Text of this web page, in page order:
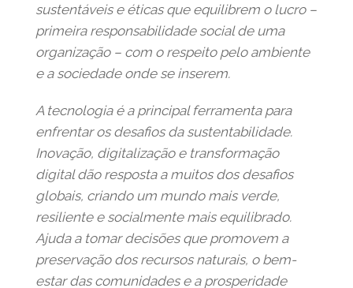
sustentáveis e éticas que equilibrem o lucro –
primeira responsabilidade social de uma
organização – com o respeito pelo ambiente
e a sociedade onde se inserem.
A tecnologia é a principal ferramenta para
enfrentar os desafios da sustentabilidade.
Inovação, digitalização e transformação
digital dão resposta a muitos dos desafios
globais, criando um mundo mais verde,
resiliente e socialmente mais equilibrado.
Ajuda a tomar decisões que promovem a
preservação dos recursos naturais, o bem-
estar das comunidades e a prosperidade